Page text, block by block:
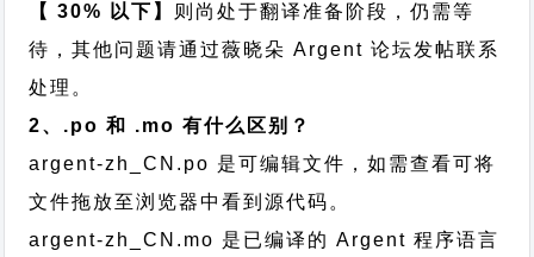
【 30% 以下】 则尚处于翻译准备阶段，仍需等
待，其他问题请通过薇晓朵 Argent 论坛发帖联系
处理。
2、.po 和 .mo 有什么区别？
argent-zh_CN.po 是可编辑文件，如需查看可将
文件拖放至浏览器中看到源代码。
argent-zh_CN.mo 是已编译的 Argent 程序语言